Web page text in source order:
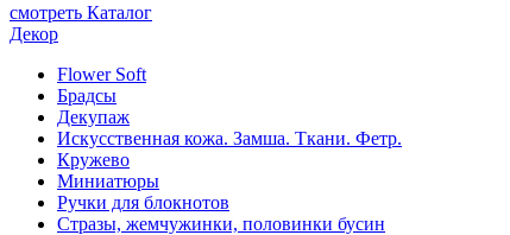
смотреть Каталог
Декор
Flower Soft
Брадсы
Декупаж
Искусственная кожа. Замша. Ткани. Фетр.
Кружево
Миниатюры
Ручки для блокнотов
Стразы, жемчужинки, половинки бусин